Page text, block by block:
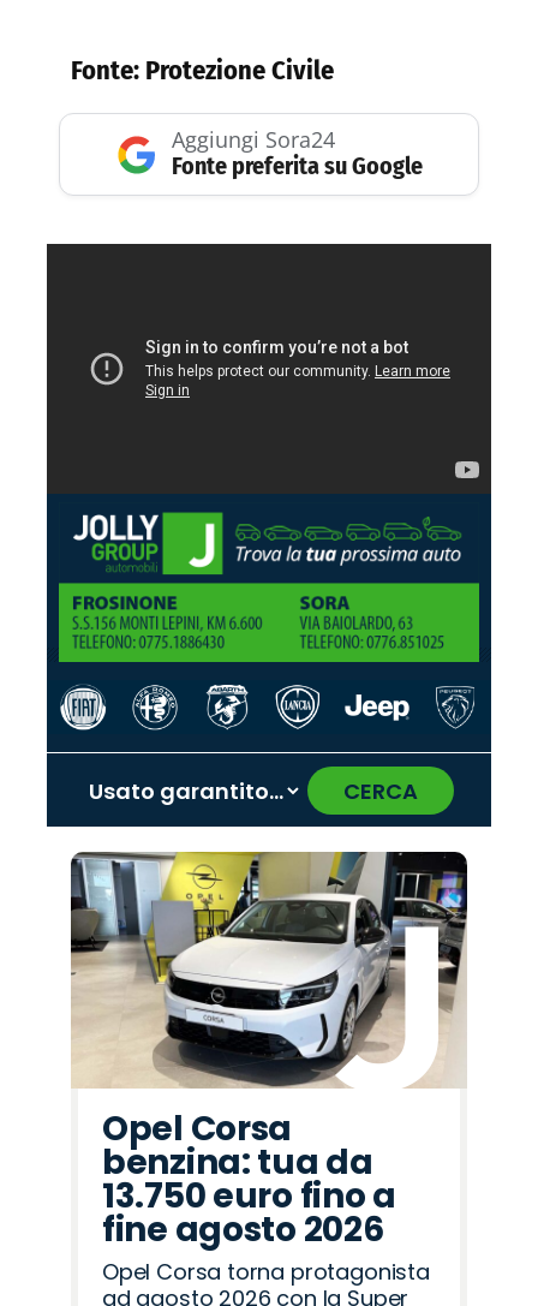
Fonte: Protezione Civile
Aggiungi Sora24
Fonte preferita su Google
CERCA
Promo
Jeep
Promo
Opel
Promo
Fiat
Promo
Mazda
Promo
Seat
Promo
Cupra
Promo
Hyundai
Promo
Lancia
Promo
Omoda
Promo
Abarth
Promo
Jaecoo
Promo
Peugeot
Promo
Alfa
Romeo
Promo
Land
Rover
Promo
Citroën
‹ ›
Opel Corsa
benzina: tua da
13.750 euro fino a
fine agosto 2026
Opel Corsa torna protagonista
ad agosto 2026 con la Super